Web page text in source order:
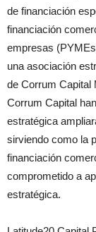
de financiación
financiación
empresas
una asociación
de Corrum Capital
Corrum Capital
estratégica
sirviendo como la
financiación
comprometido a
estratégica.